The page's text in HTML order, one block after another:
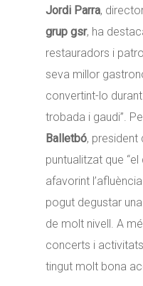
Jordi Parra,
grup gsr, ha
restauradors i
seva millor
convertint-lo
trobada i gaudi”.
Balletbó, president
puntualitzat que
afavorint
pogut degustar
de molt nivell. A
concerts i
tingut molt bona